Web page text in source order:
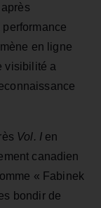
performance
en ligne
visibilité a
Vol. I en
canadien
« Fabinek
bondir de